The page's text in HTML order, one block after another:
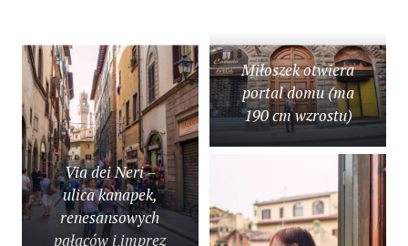
Via dei Neri –
ulica kanapek,
renesansowych
pałaców i imprez
Miłoszek otwiera
portal domu (ma
190 cm wzrostu)